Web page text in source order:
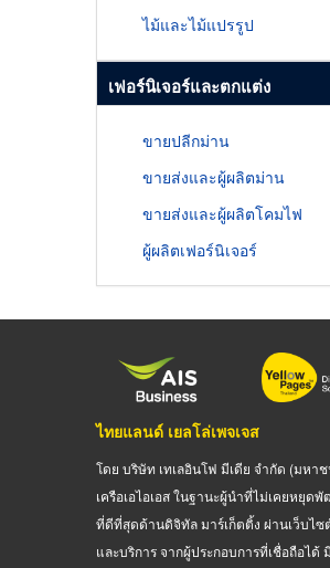
ไม้และไม้แปรรูป
เฟอร์นิเจอร์และตกแต่ง
ขายปลีกม่าน
ขายส่งและผู้ผลิตม่าน
ขายส่งและผู้ผลิตโคมไฟ
ผู้ผลิตเฟอร์นิเจอร์
ไทยแลนด์ เยลโล่เพจเจส
โดย บริษัท เทเลอินโฟ มีเดีย จำกัด (มหา
เครือเอไอเอส ในฐานะผู้นำที่ไม่เคยหยุด
ที่ดีที่สุดด้านดิจิทัล มาร์เก็ตติ้ง ผ่านเว็บไซ
และบริการ จากผู้ประกอบการที่เชื่อถือได้